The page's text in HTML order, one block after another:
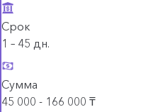
Срок
1 – 45 дн.
Сумма
45 000 - 166 000 ₸